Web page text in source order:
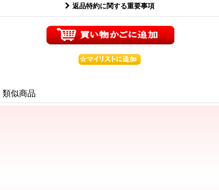
返品特約に関する重要事項
類似商品